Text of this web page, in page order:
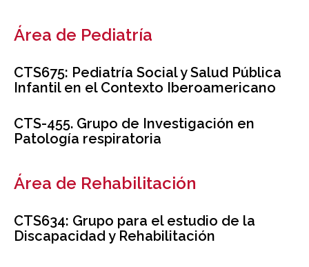
Área de Pediatría
CTS675: Pediatría Social y Salud Pública
Infantil en el Contexto Iberoamericano
CTS-455. Grupo de Investigación en
Patología respiratoria
Área de Rehabilitación
CTS634: Grupo para el estudio de la
Discapacidad y Rehabilitación